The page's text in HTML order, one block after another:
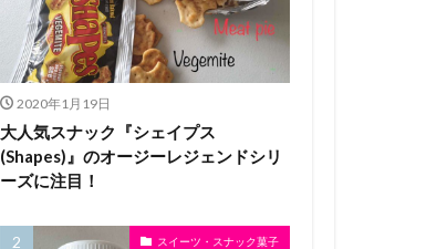
2020年1月19日
大人気スナック『シェイプス
(Shapes)』のオージーレジェンドシリ
ーズに注目！
スイーツ・スナック菓子